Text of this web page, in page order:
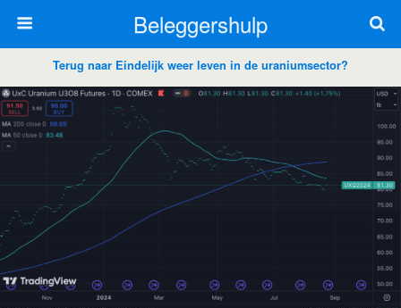
Beleggershulp
Terug naar Eindelijk weer leven in de uraniumsector?